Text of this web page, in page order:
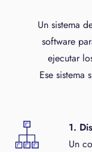
Un sistema
software
ejecutar
Ese sistema
1.
Un